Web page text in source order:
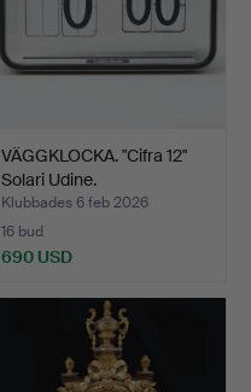
VÄGGKLOCKA. "Cifra 12"
Solari Udine.
Klubbades 6 feb 2026
16 bud
690 USD